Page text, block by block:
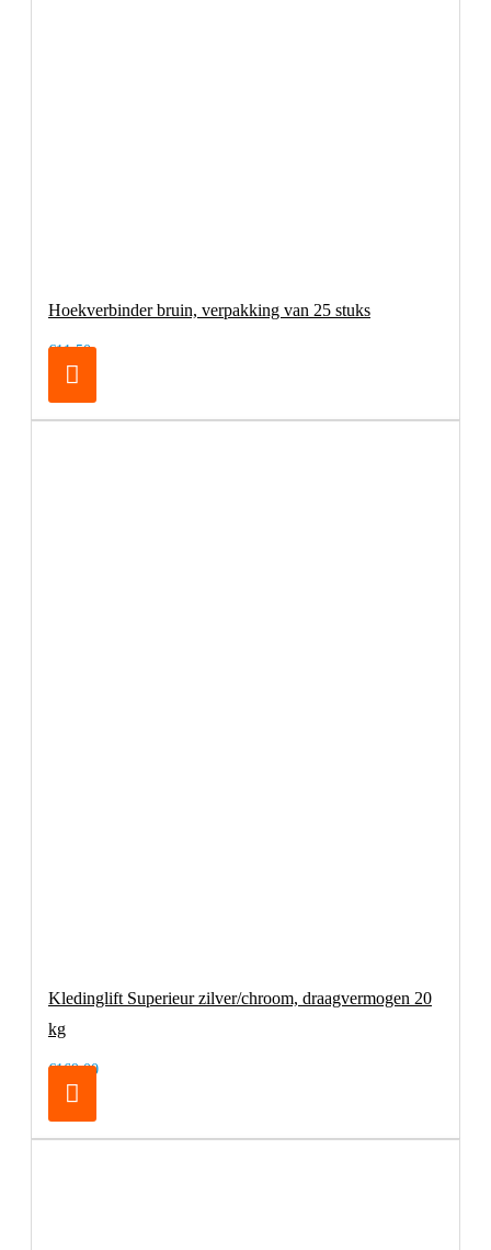
Hoekverbinder bruin, verpakking van 25 stuks
€11,50
Kledinglift Superieur zilver/chroom, draagvermogen 20
kg
€169,00